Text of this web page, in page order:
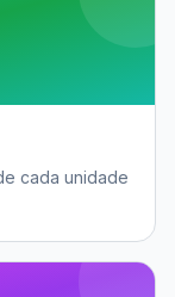
cada unidade